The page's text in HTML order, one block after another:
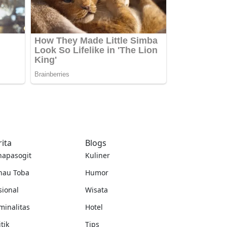
Toba
Blogs
Kuliner
Humor
Wisata
Hotel
Tips